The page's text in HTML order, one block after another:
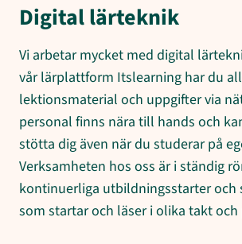
Digital lärteknik
Vi arbetar mycket med digital
vår lärplattform Itslearning har du
lektionsmaterial och uppgifter via
personal finns nära till hands och
stötta dig även när du studerar på
Verksamheten hos oss är i ständig
kontinuerliga utbildningsstarter och
som startar och läser i olika takt och